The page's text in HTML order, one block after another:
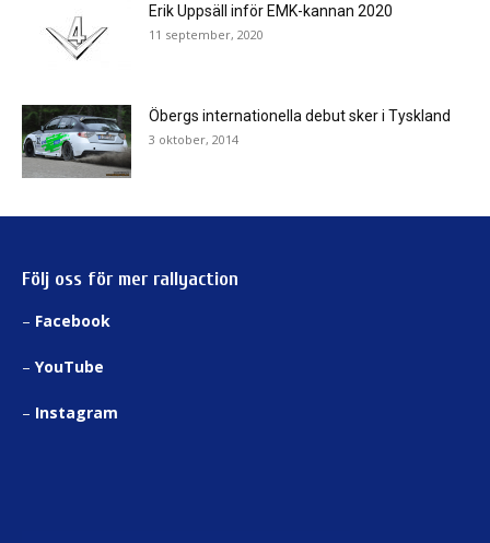
Erik Uppsäll inför EMK-kannan 2020
11 september, 2020
Öbergs internationella debut sker i Tyskland
3 oktober, 2014
Följ oss för mer rallyaction
– Facebook
– YouTube
– Instagram